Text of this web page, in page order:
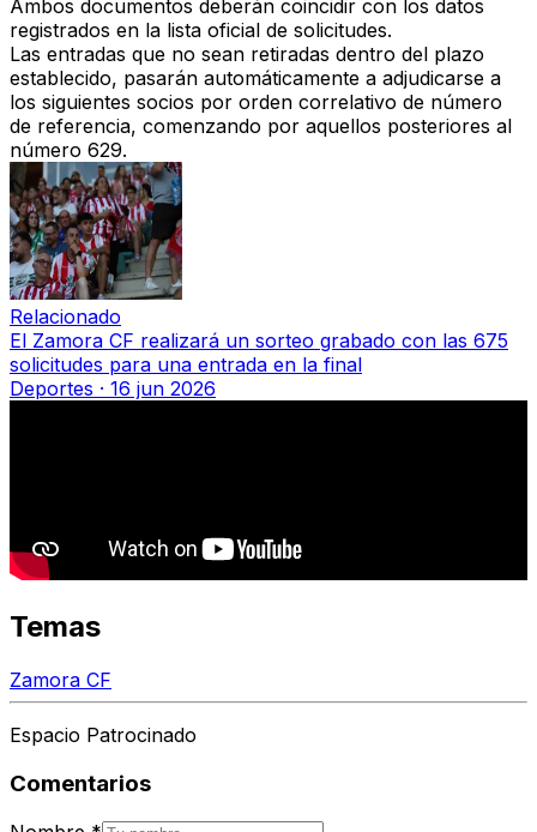
Ambos documentos deberán coincidir con los datos
registrados en la lista oficial de solicitudes.
Las entradas que no sean retiradas dentro del plazo
establecido, pasarán automáticamente a adjudicarse a
los siguientes socios por orden correlativo de número
de referencia, comenzando por aquellos posteriores al
número 629.
Relacionado
El Zamora CF realizará un sorteo grabado con las 675
solicitudes para una entrada en la final
Deportes · 16 jun 2026
Temas
Zamora CF
Espacio Patrocinado
Comentarios